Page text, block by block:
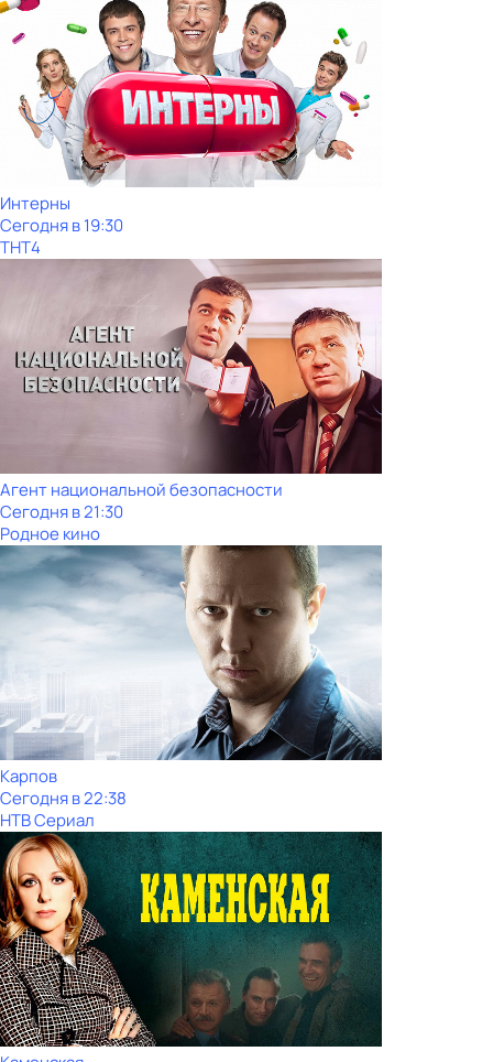
Интерны
Сегодня в 19:30
ТНТ4
Агент национальной безопасности
Сегодня в 21:30
Родное кино
Карпов
Сегодня в 22:38
НТВ Сериал